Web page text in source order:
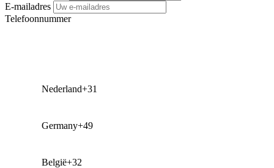
E-mailadres
Telefoonnummer
Nederland+31
Germany+49
België+32